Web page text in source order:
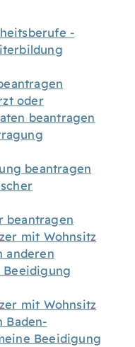
-
oder
beantragen
beantragen
beantragen
mit Wohnsitz
anderen
Beeidigung
mit Wohnsitz
Baden-
Beeidigung